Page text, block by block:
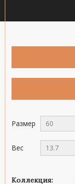
Размер 60
Вес 13.7
Коллекция: